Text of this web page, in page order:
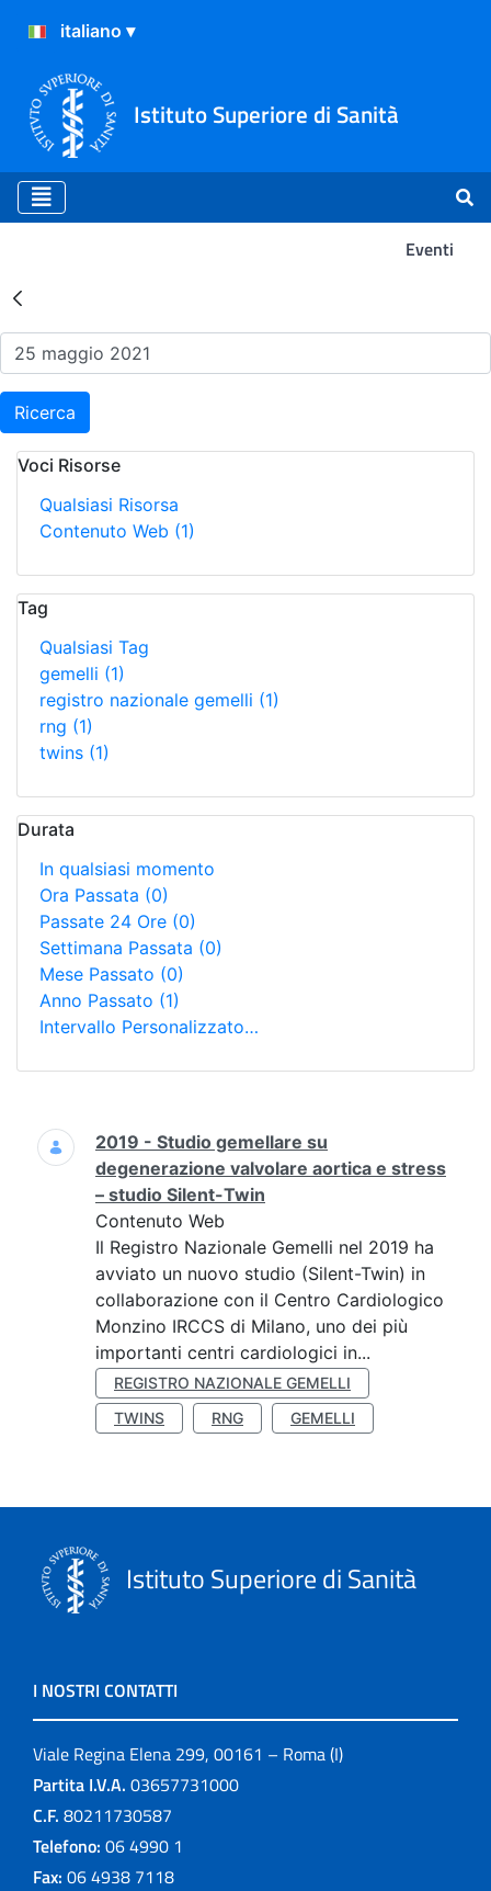
Istituto Superiore di Sanità
Eventi
Risultati della Ricerca -
Ricerca
Voci Risorse
Qualsiasi Risorsa
Contenuto Web (1)
Tag
Qualsiasi Tag
gemelli (1)
registro nazionale gemelli (1)
rng (1)
twins (1)
Durata
In qualsiasi momento
Ora Passata (0)
Passate 24 Ore (0)
Settimana Passata (0)
Mese Passato (0)
Anno Passato (1)
Intervallo Personalizzato…
Ricerca
2019 - Studio gemellare su
degenerazione valvolare aortica e stress
– studio Silent-Twin
Contenuto Web
Il Registro Nazionale Gemelli nel 2019 ha
avviato un nuovo studio (Silent-Twin) in
collaborazione con il Centro Cardiologico
Monzino IRCCS di Milano, uno dei più
importanti centri cardiologici in...
REGISTRO NAZIONALE GEMELLI
TWINS
RNG GEMELLI
Istituto Superiore di Sanità
I NOSTRI CONTATTI
Viale Regina Elena 299, 00161 – Roma (I)
Partita I.V.A. 03657731000
C.F. 80211730587
Telefono: 06 4990 1
Fax: 06 4938 7118